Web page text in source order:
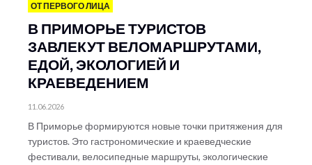
ОТ ПЕРВОГО ЛИЦА
В ПРИМОРЬЕ ТУРИСТОВ
ЗАВЛЕКУТ ВЕЛОМАРШРУТАМИ,
ЕДОЙ, ЭКОЛОГИЕЙ И
КРАЕВЕДЕНИЕМ
11.06.2026
В Приморье формируются новые точки притяжения для
туристов. Это гастрономические и краеведческие
фестивали, велосипедные маршруты, экологические